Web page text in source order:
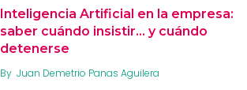
Inteligencia Artificial en la empresa:
saber cuándo insistir… y cuándo
detenerse
By Juan Demetrio Panas Aguilera